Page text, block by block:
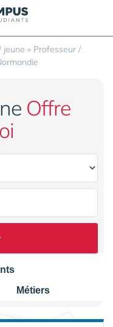
jeune » Professeur /
Offre
Métiers